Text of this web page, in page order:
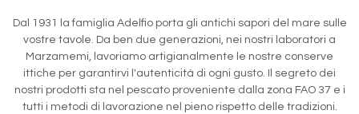
Dal 1931 la famiglia Adelfio porta gli antichi sapori del mare sulle
vostre tavole. Da ben due generazioni, nei nostri laboratori a
Marzamemi, lavoriamo artigianalmente le nostre conserve
ittiche per garantirvi l'autenticità di ogni gusto. Il segreto dei
nostri prodotti sta nel pescato proveniente dalla zona FAO 37 e i
tutti i metodi di lavorazione nel pieno rispetto delle tradizioni.